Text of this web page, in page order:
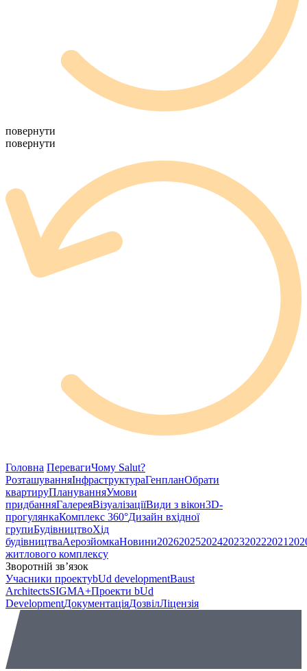
повернути
повернути
Головна ПеревагиЧому Salut?
РозташуванняІнфраструктураГенпланОбрати
квартируПлануванняУмови
придбанняГалереяВізуалізаціїВиди з вікон3D-
прогулянкаКомплекс 360°Дизайн вхідної
групиБудівництвоХід
будівництваАерозйомкаНовини202620252024202320222021
житлового комплексу
Зворотній зв’язок
Учасники проектуbUd developmentBaust
ArchitectsSIGMA+Проекти bUd
DevelopmentДокументаціяДозвілЛіцензія